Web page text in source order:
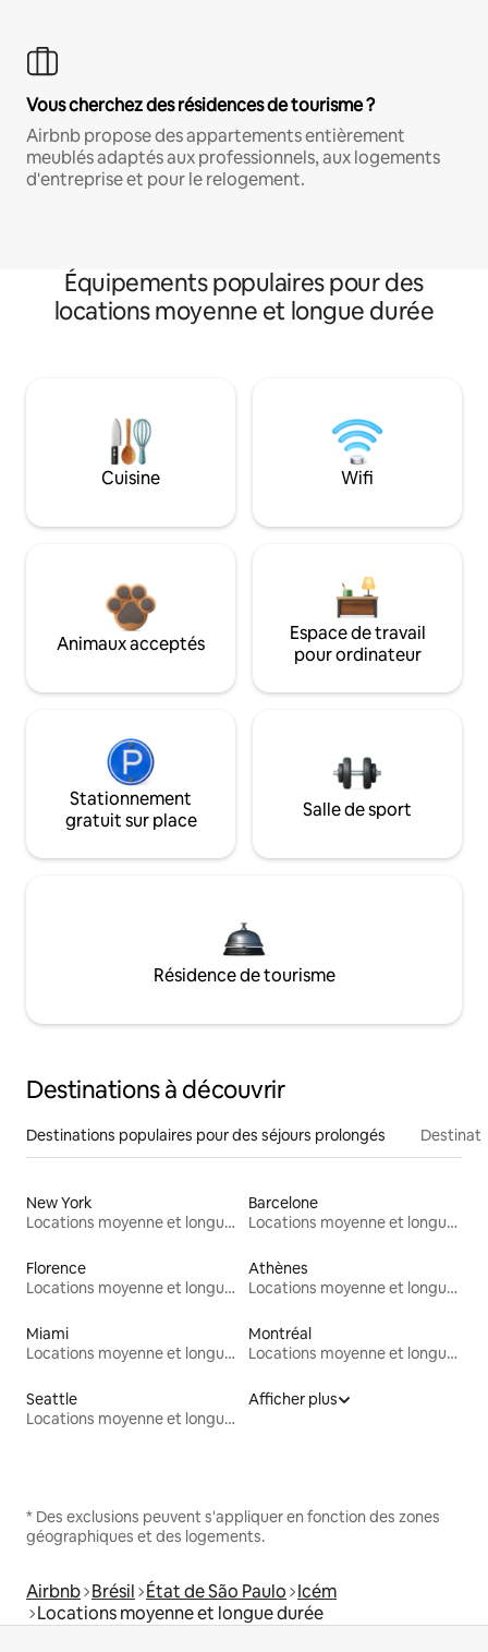
Vous cherchez des résidences de tourisme ?
Airbnb propose des appartements entièrement
meublés adaptés aux professionnels, aux logements
d'entreprise et pour le relogement.
Équipements populaires pour des
locations moyenne et longue durée
Cuisine Wifi
Animaux acceptés
Espace de travail
pour ordinateur
Stationnement
gratuit sur place
Salle de sport
Résidence de tourisme
Destinations à découvrir
Destinations populaires pour des séjours prolongés
New York
Locations moyenne et longue durée
Barcelone
Locations moyenne et longue durée
Florence
Locations moyenne et longue durée
Athènes
Locations moyenne et longue durée
Miami
Locations moyenne et longue durée
Montréal
Locations moyenne et longue durée
Seattle
Locations moyenne et longue durée
Afficher plus
* Des exclusions peuvent s'appliquer en fonction des zones
géographiques et des logements.
Airbnb Brésil État de São Paulo Icém
Locations moyenne et longue durée